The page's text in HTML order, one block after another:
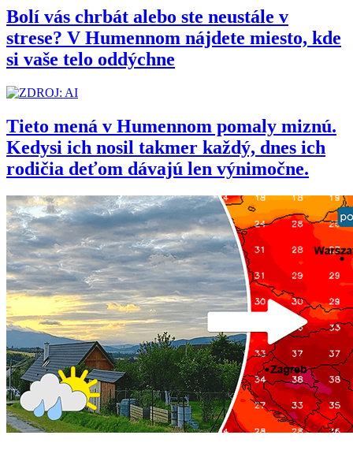
Bolí vás chrbát alebo ste neustále v
strese? V Humennom nájdete miesto, kde
si vaše telo oddýchne
Tieto mená v Humennom pomaly miznú.
Kedysi ich nosil takmer každý, dnes ich
rodičia deťom dávajú len výnimočne.